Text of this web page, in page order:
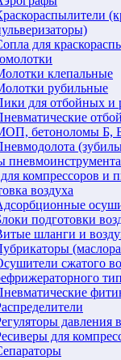
для
клепальные
рубильные
для отбойных и
бетоноломы Б,
пневмоинструмента
компрессоров и
воздуха
подготовки
шланги и
сжатого
давления
для